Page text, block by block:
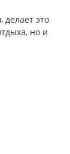
делает это
но и